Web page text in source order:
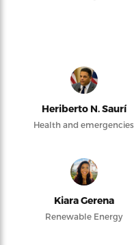
Heriberto N. Saurí
Health and emergencies
Kiara Gerena
Renewable Energy